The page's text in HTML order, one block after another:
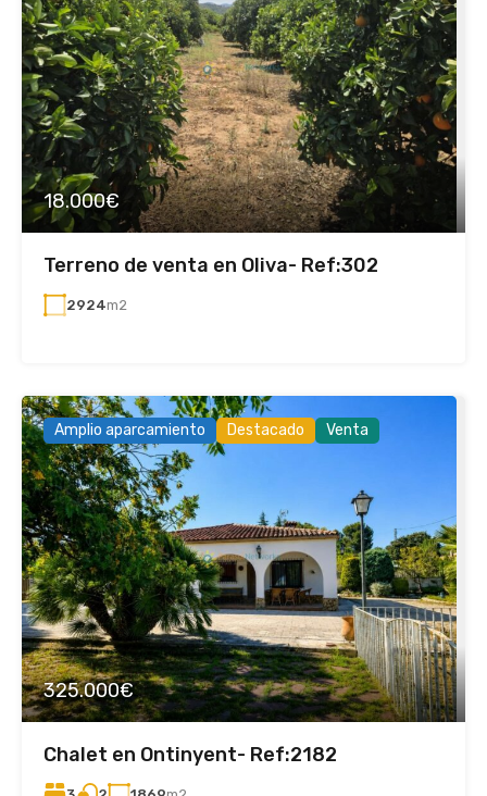
18.000€
Terreno de venta en Oliva- Ref:302
2924m2
Amplio aparcamiento Destacado Venta
325.000€
Chalet en Ontinyent- Ref:2182